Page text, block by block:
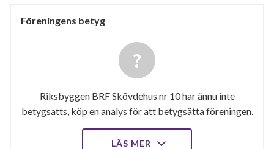
Föreningens betyg
Riksbyggen BRF Skövdehus nr 10 har ännu inte
betygsatts, köp en analys för att betygsätta föreningen.
LÄS MER